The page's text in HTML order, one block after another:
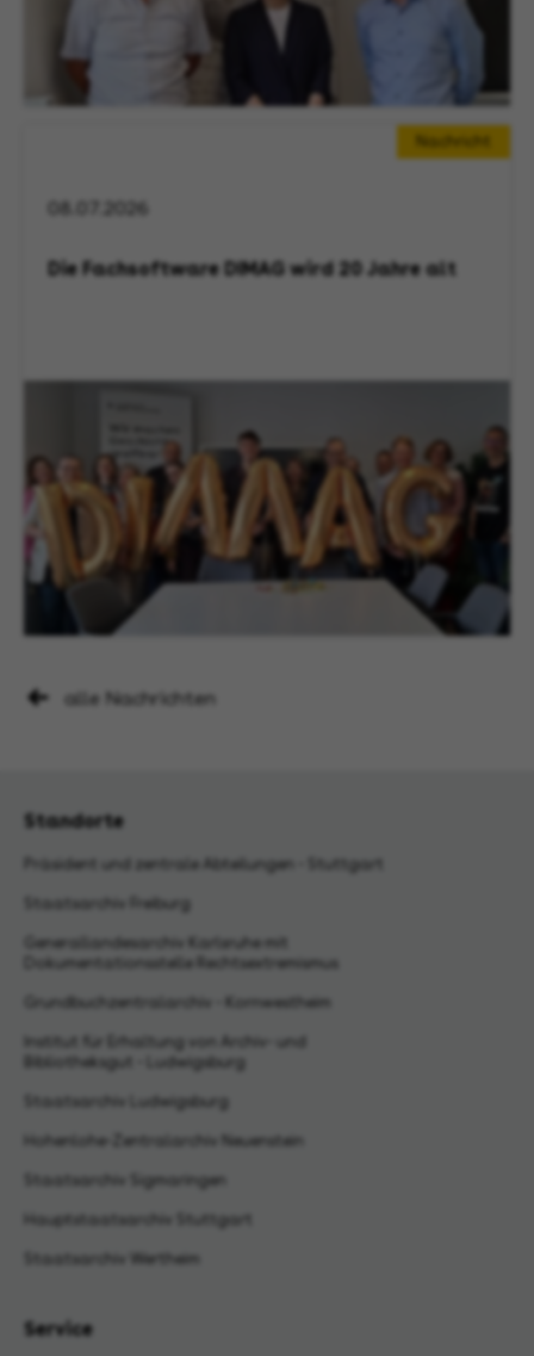
Nachricht
08.07.2026
Die Fachsoftware DIMAG wird 20 Jahre alt
alle Nachrichten
Standorte
Präsident und zentrale Abteilungen - Stuttgart
Staatsarchiv Freiburg
Generallandesarchiv Karlsruhe mit
Dokumentationsstelle Rechtsextremismus
Grundbuchzentralarchiv - Kornwestheim
Institut für Erhaltung von Archiv- und
Bibliotheksgut - Ludwigsburg
Staatsarchiv Ludwigsburg
Hohenlohe-Zentralarchiv Neuenstein
Staatsarchiv Sigmaringen
Hauptstaatsarchiv Stuttgart
Staatsarchiv Wertheim
Service